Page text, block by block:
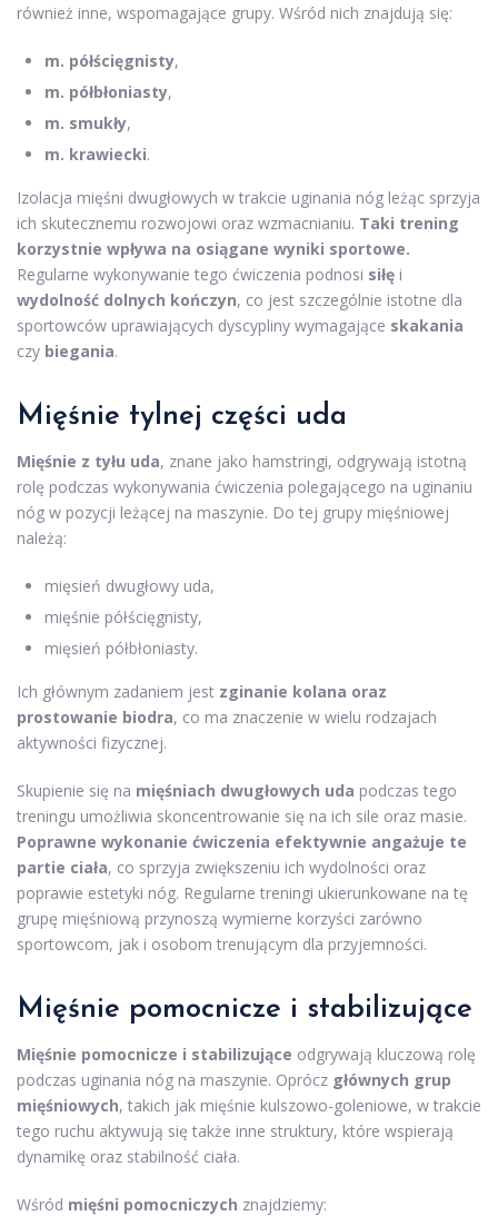
również inne, wspomagające grupy. Wśród nich znajdują się:
m. półścięgnisty,
m. półbłoniasty,
m. smukły,
m. krawiecki.
Izolacja mięśni dwugłowych w trakcie uginania nóg leżąc sprzyja
ich skutecznemu rozwojowi oraz wzmacnianiu. Taki trening
korzystnie wpływa na osiągane wyniki sportowe.
Regularne wykonywanie tego ćwiczenia podnosi siłę i
wydolność dolnych kończyn, co jest szczególnie istotne dla
sportowców uprawiających dyscypliny wymagające skakania
czy biegania.
Mięśnie tylnej części uda
Mięśnie z tyłu uda, znane jako hamstringi, odgrywają istotną
rolę podczas wykonywania ćwiczenia polegającego na uginaniu
nóg w pozycji leżącej na maszynie. Do tej grupy mięśniowej
należą:
mięsień dwugłowy uda,
mięśnie półścięgnisty,
mięsień półbłoniasty.
Ich głównym zadaniem jest zginanie kolana oraz
prostowanie biodra, co ma znaczenie w wielu rodzajach
aktywności fizycznej.
Skupienie się na mięśniach dwugłowych uda podczas tego
treningu umożliwia skoncentrowanie się na ich sile oraz masie.
Poprawne wykonanie ćwiczenia efektywnie angażuje te
partie ciała, co sprzyja zwiększeniu ich wydolności oraz
poprawie estetyki nóg. Regularne treningi ukierunkowane na tę
grupę mięśniową przynoszą wymierne korzyści zarówno
sportowcom, jak i osobom trenującym dla przyjemności.
Mięśnie pomocnicze i stabilizujące
Mięśnie pomocnicze i stabilizujące odgrywają kluczową rolę
podczas uginania nóg na maszynie. Oprócz głównych grup
mięśniowych, takich jak mięśnie kulszowo-goleniowe, w trakcie
tego ruchu aktywują się także inne struktury, które wspierają
dynamikę oraz stabilność ciała.
Wśród mięśni pomocniczych znajdziemy: